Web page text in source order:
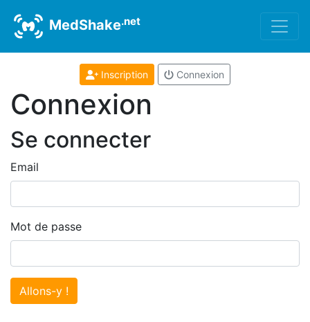
MedShake.net
Inscription Connexion
Connexion
Se connecter
Email
Mot de passe
Allons-y !